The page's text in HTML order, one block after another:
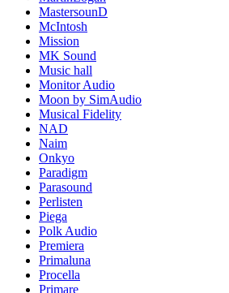
MastersounD
McIntosh
Mission
MK Sound
Music hall
Monitor Audio
Moon by SimAudio
Musical Fidelity
NAD
Naim
Onkyo
Paradigm
Parasound
Perlisten
Piega
Polk Audio
Premiera
Primaluna
Procella
Primare